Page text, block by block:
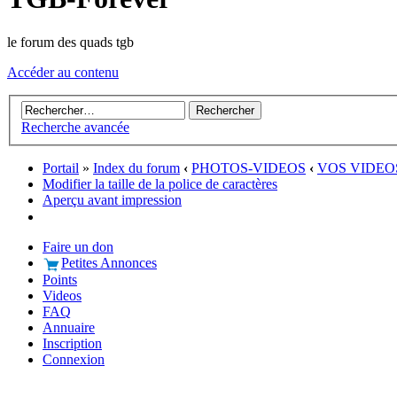
le forum des quads tgb
Accéder au contenu
Recherche avancée
Portail » Index du forum ‹ PHOTOS-VIDEOS ‹ VOS
Modifier la taille de la police de caractères
Aperçu avant impression
Faire un don
Petites Annonces
Points
Videos
FAQ
Annuaire
Inscription
Connexion